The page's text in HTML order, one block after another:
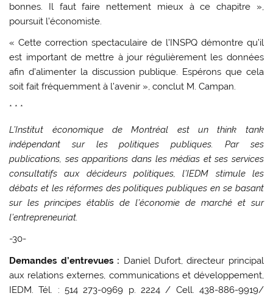
bonnes. Il faut faire nettement mieux à ce chapitre »,
poursuit l’économiste.
« Cette correction spectaculaire de l’INSPQ démontre qu’il
est important de mettre à jour régulièrement les données
afin d’alimenter la discussion publique. Espérons que cela
soit fait fréquemment à l’avenir », conclut M. Campan.
* * *
L’Institut économique de Montréal est un think tank
indépendant sur les politiques publiques. Par ses
publications, ses apparitions dans les médias et ses services
consultatifs aux décideurs politiques, l’IEDM stimule les
débats et les réformes des politiques publiques en se basant
sur les principes établis de l’économie de marché et sur
l’entrepreneuriat.
-30-
Demandes d’entrevues : Daniel Dufort, directeur principal
aux relations externes, communications et développement,
IEDM. Tél. : 514 273-0969 p. 2224 / Cell. 438-886-9919/